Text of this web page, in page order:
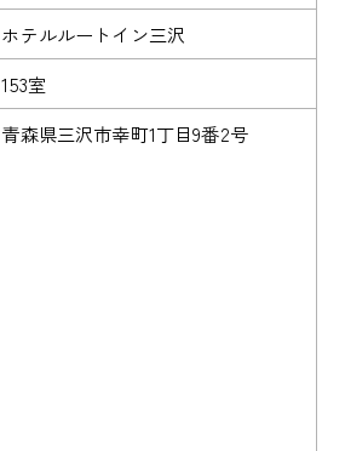
ホテルルートイン三沢
153室
青森県三沢市幸町1丁目9番2号